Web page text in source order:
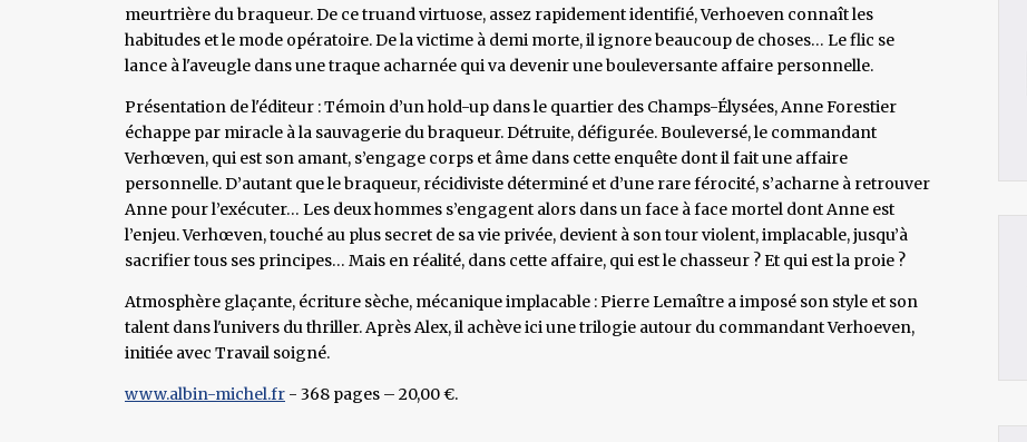
meurtrière du braqueur. De ce truand virtuose, assez rapidement identifié, Verhoeven connaît les
habitudes et le mode opératoire. De la victime à demi morte, il ignore beaucoup de choses… Le flic se
lance à l'aveugle dans une traque acharnée qui va devenir une bouleversante affaire personnelle.
Présentation de l'éditeur : Témoin d’un hold-up dans le quartier des Champs-Élysées, Anne Forestier
échappe par miracle à la sauvagerie du braqueur. Détruite, défigurée. Bouleversé, le commandant
Verhœven, qui est son amant, s’engage corps et âme dans cette enquête dont il fait une affaire
personnelle. D’autant que le braqueur, récidiviste déterminé et d’une rare férocité, s’acharne à retrouver
Anne pour l’exécuter… Les deux hommes s’engagent alors dans un face à face mortel dont Anne est
l’enjeu. Verhœven, touché au plus secret de sa vie privée, devient à son tour violent, implacable, jusqu’à
sacrifier tous ses principes… Mais en réalité, dans cette affaire, qui est le chasseur ? Et qui est la proie ?
Atmosphère glaçante, écriture sèche, mécanique implacable : Pierre Lemaître a imposé son style et son
talent dans l'univers du thriller. Après Alex, il achève ici une trilogie autour du commandant Verhoeven,
initiée avec Travail soigné.
www.albin-michel.fr - 368 pages – 20,00 €.